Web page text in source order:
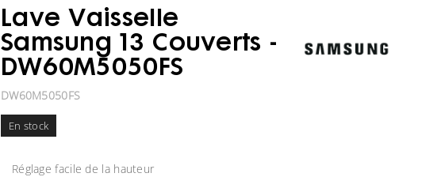
Lave Vaisselle
Samsung 13 Couverts -
DW60M5050FS
DW60M5050FS
En stock
Réglage facile de la hauteur